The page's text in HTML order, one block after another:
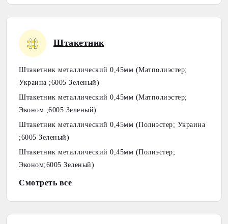
Штакетник
Штакетник металлический 0,45мм (Матполиэстер;
Украина ;6005 Зеленый)
Штакетник металлический 0,45мм (Матполиэстер;
Эконом ;6005 Зеленый)
Штакетник металлический 0,45мм (Полиэстер; Украина
;6005 Зеленый)
Штакетник металлический 0,45мм (Полиэстер;
Эконом;6005 Зеленый)
Смотреть все